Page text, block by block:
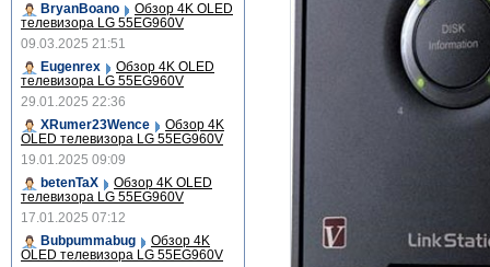
BryanBoano
Обзор 4K OLED
телевизора LG 55EG960V
09.03.2025 21:51
Eugenrex
Обзор 4K OLED
телевизора LG 55EG960V
29.01.2025 22:36
XRumer23Wence
Обзор 4K
OLED телевизора LG 55EG960V
19.01.2025 09:09
betenTaX
Обзор 4K OLED
телевизора LG 55EG960V
17.01.2025 07:12
Bubpummabug
Обзор 4K
OLED телевизора LG 55EG960V